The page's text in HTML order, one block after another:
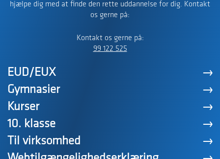
hjælpe dig med at finde den rette uddannelse for dig. Kontakt
os gerne på:
Kontakt os gerne på:
99 122 525
EUD/EUX
Gymnasier
Kurser
10. klasse
Til virksomhed